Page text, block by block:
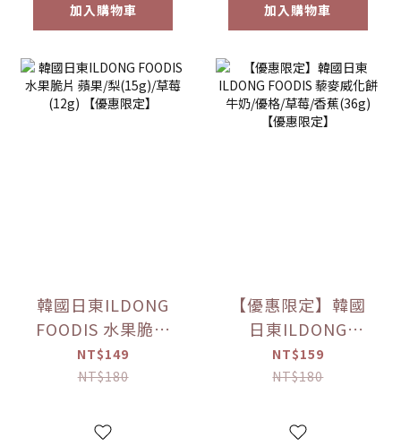
加入購物車 加入購物車
韓國日東ILDONG
FOODIS 水果脆片
蘋果/梨(15g)/草莓
(12g) 【優惠限定】
NT$149
NT$180
【優惠限定】韓國
日東ILDONG
FOODIS 藜麥威化
餅 牛奶/優格/草莓/
定】
NT$159
NT$180